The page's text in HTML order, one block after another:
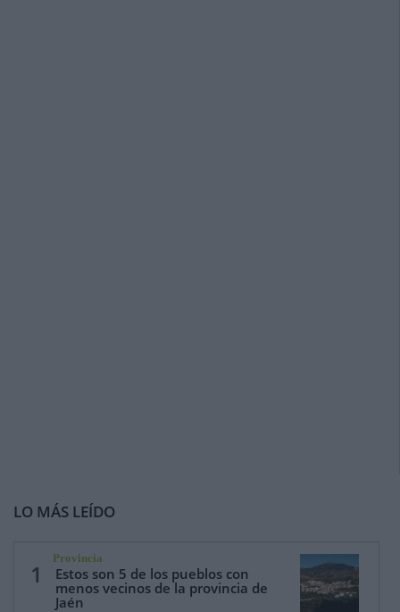
LO MÁS LEÍDO
1
Provincia
Estos son 5 de los pueblos con
menos vecinos de la provincia de
Jaén